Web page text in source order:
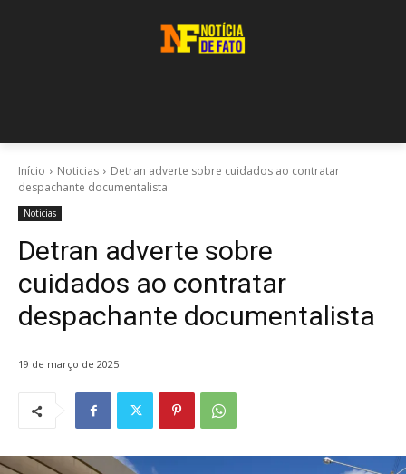
Início Noticias
Detran adverte sobre cuidados ao contratar
despachante documentalista
Noticias
Detran adverte sobre
cuidados ao contratar
despachante documentalista
19 de março de 2025